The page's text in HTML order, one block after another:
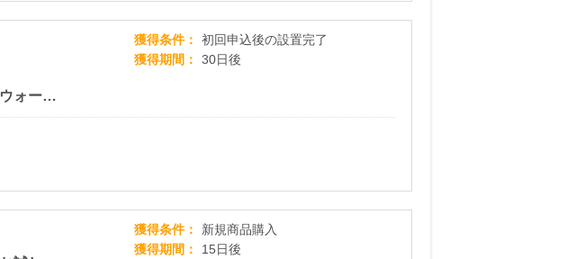
選べて便利！安全でおいしい【ネイフィールウォーター】
獲得条件
初回申込後の設置完了
獲得期間
30日後
獲得条件
新規商品購入
獲得期間
15日後